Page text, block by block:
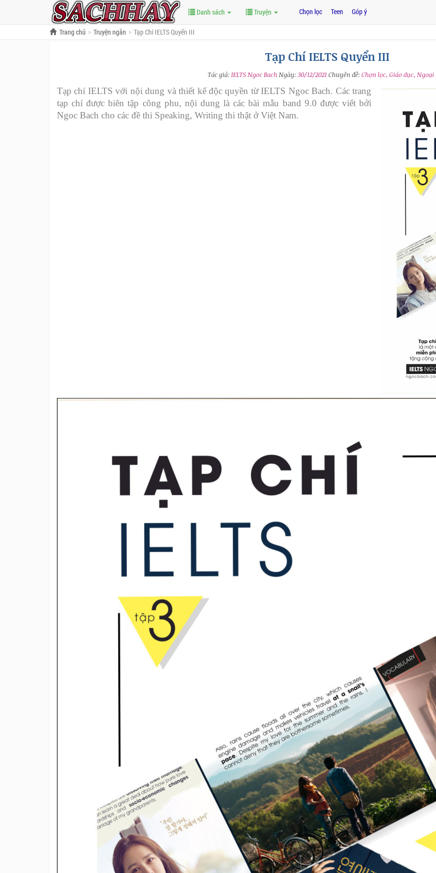
Danh sách Truyện Chọn lọc Teen Góp ý
Trang chủ Truyện ngắn Tạp Chí IELTS Quyển III
Tạp Chí IELTS Quyển III
Tác giả: IELTS Ngoc Bach Ngày: 30/12/2021 Chuyên đề: Chọn lọc, Giáo dục, Ngoại
Tạp chí IELTS với nội dung và thiết kế độc quyền từ IELTS Ngoc Bach. Các trang
tạp chí được biên tập công phu, nội dung là các bài mẫu band 9.0 được viết bởi
Ngoc Bach cho các đề thi Speaking, Writing thi thật ở Việt Nam.